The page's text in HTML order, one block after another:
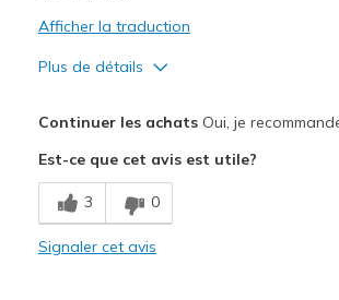
Afficher la traduction
Plus de détails
Breathe Well
Comfortable
Continuer les achatsOui, je
Est-ce que cet avis est utile?
3 0
Signaler cet avis